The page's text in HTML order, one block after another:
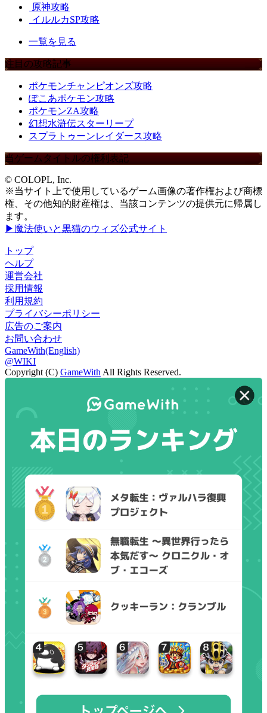
原神攻略
イルルカSP攻略
一覧を見る
注目の攻略記事
ポケモンチャンピオンズ攻略
ぽこあポケモン攻略
ポケモンZA攻略
幻想水滸伝スターリープ
スプラトゥーンレイダース攻略
当ゲームタイトルの権利表記
© COLOPL, Inc.
※当サイト上で使用しているゲーム画像の著作権および商標
権、その他知的財産権は、当該コンテンツの提供元に帰属し
ます。
▶魔法使いと黒猫のウィズ公式サイト
トップ
ヘルプ
運営会社
採用情報
利用規約
プライバシーポリシー
広告のご案内
お問い合わせ
GameWith(English)
@WIKI
Copyright (C) GameWith All Rights Reserved.